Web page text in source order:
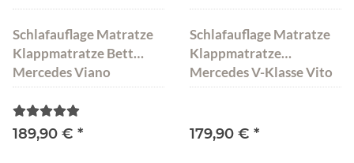
Schlafauflage Matratze
Klappmatratze Bett
Mercedes Viano
185x144x8 cm MH-
SAMV
189,90 € *
Schlafauflage Matratze
Klappmatratze
Mercedes V-Klasse Vito
Tourer 190x142x6 cm
179,90 € *